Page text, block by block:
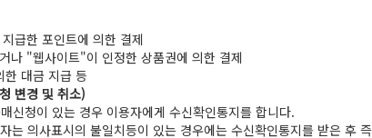
급한 포인트에 의한 결제
나 "웹사이트"이 인정한 상품권에 의한 결제
대금 지급 등
변경 및 취소)
청이 있는 경우 이용자에게 수신확인통지를 합니다.
는 의사표시의 불일치등이 있는 경우에는 수신확인통지를 받은 후